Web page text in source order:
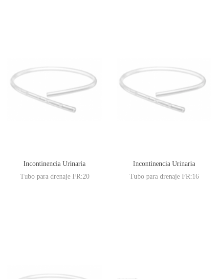
Incontinencia Urinaria
Tubo para drenaje FR:20
Incontinencia Urinaria
Tubo para drenaje FR:16